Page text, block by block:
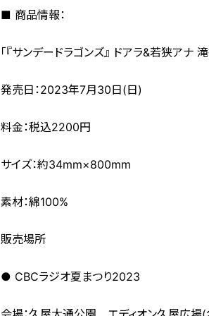
■ 商品情報：
「『サンデードラゴンズ』 ドアラ&若狭アナ
発売日：2023年7月30日(日)
料金：税込2200円
サイズ：約34mm×800mm
素材：綿100%
販売場所
● CBCラジオ夏まつり2023